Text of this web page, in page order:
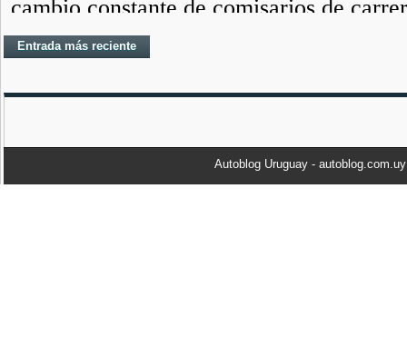
Entrada más reciente
Autoblog Uruguay -